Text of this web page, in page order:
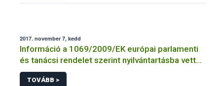
2017. november 7, kedd
Információ a 1069/2009/EK európai parlamenti
és tanácsi rendelet szerint nyilvántartásba vett
vagy engedélyezett üzemek jegyzékéhez
TOVÁBB >